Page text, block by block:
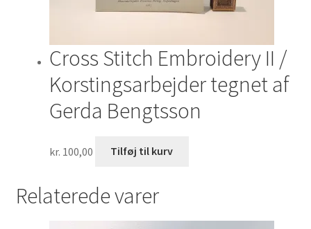
Cross Stitch Embroidery II /
Korstingsarbejder tegnet af
Gerda Bengtsson
kr. 100,00 Tilføj til kurv
Relaterede varer